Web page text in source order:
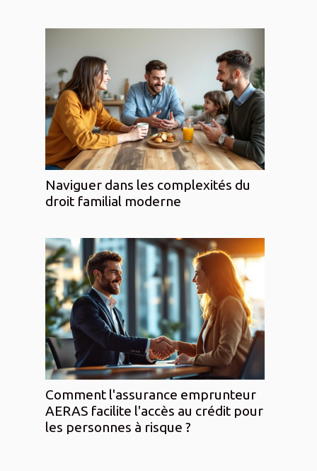
Naviguer dans les complexités du
droit familial moderne
Comment l'assurance emprunteur
AERAS facilite l'accès au crédit pour
les personnes à risque ?